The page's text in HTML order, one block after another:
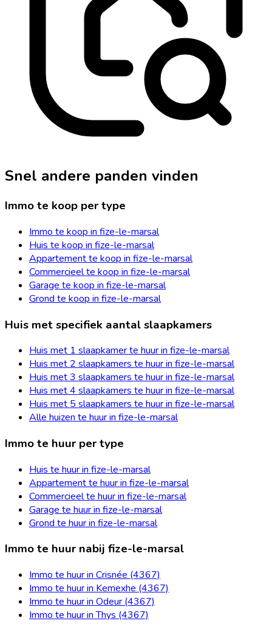
Snel andere panden vinden
Immo te koop per type
Immo te koop in fize-le-marsal
Huis te koop in fize-le-marsal
Appartement te koop in fize-le-marsal
Commercieel te koop in fize-le-marsal
Garage te koop in fize-le-marsal
Grond te koop in fize-le-marsal
Huis met specifiek aantal slaapkamers
Huis met 1 slaapkamer te huur in fize-le-marsal
Huis met 2 slaapkamers te huur in fize-le-marsal
Huis met 3 slaapkamers te huur in fize-le-marsal
Huis met 4 slaapkamers te huur in fize-le-marsal
Huis met 5 slaapkamers te huur in fize-le-marsal
Alle huizen te huur in fize-le-marsal
Immo te huur per type
Huis te huur in fize-le-marsal
Appartement te huur in fize-le-marsal
Commercieel te huur in fize-le-marsal
Garage te huur in fize-le-marsal
Grond te huur in fize-le-marsal
Immo te huur nabij fize-le-marsal
Immo te huur in Crisnée (4367)
Immo te huur in Kemexhe (4367)
Immo te huur in Odeur (4367)
Immo te huur in Thys (4367)